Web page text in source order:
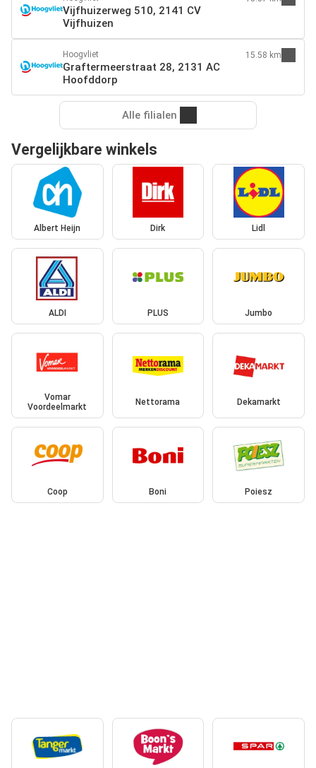
Vijfhuizerweg 510, 2141 CV
Vijfhuizen
Hoogvliet
Graftermeerstraat 28, 2131 AC
Hoofddorp
15.58 km
Alle filialen
Vergelijkbare winkels
Albert Heijn Dirk Lidl
ALDI PLUS Jumbo
Vomar
Voordeelmarkt
Nettorama Dekamarkt
Coop Boni Poiesz